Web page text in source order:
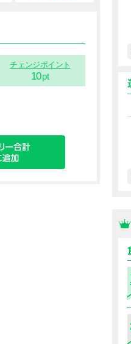
チェンジポイント
10pt